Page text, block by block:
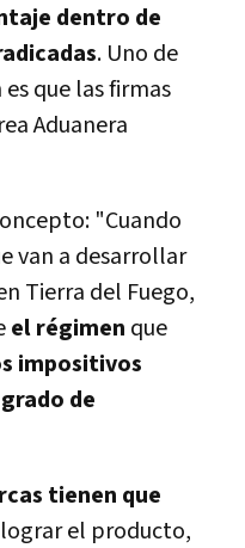
dentro de
. Uno de
que las firmas
Aduanera
"Cuando
van a desarrollar
Tierra del Fuego,
el régimen que
impositivos
grado de
tienen que
el producto,